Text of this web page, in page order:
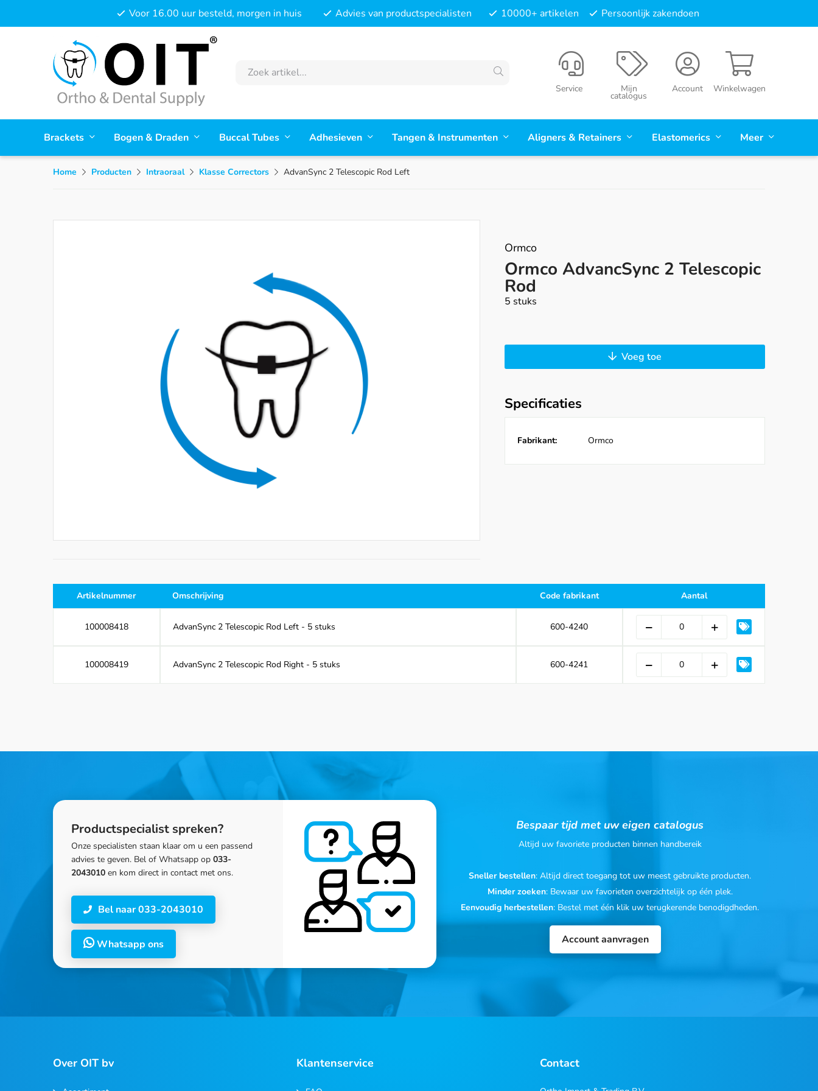
Voor 16.00 uur besteld, morgen in huis Advies van productspecialisten 10000+ artikelen Persoonlijk zakendoen
Winkelwagen
Account
Mijn
catalogus
Service
Brackets Bogen & Draden Buccal Tubes Adhesieven Tangen & Instrumenten Aligners & Retainers Elastomerics Meer
Home Producten Intraoraal Klasse Correctors AdvanSync 2 Telescopic Rod Left
Ormco
Ormco AdvancSync 2 Telescopic
Rod
5 stuks
Voeg toe
Specificaties
Fabrikant: Ormco
Artikelnummer Omschrijving Code fabrikant Aantal
100008418 AdvanSync 2 Telescopic Rod Left - 5 stuks 600-4240
100008419 AdvanSync 2 Telescopic Rod Right - 5 stuks 600-4241
Productspecialist spreken?
Onze specialisten staan klaar om u een passend
advies te geven. Bel of Whatsapp op 033-
2043010 en kom direct in contact met ons.
Bel naar 033-2043010
Whatsapp ons
Bespaar tijd met uw eigen catalogus
Altijd uw favoriete producten binnen handbereik
Sneller bestellen: Altijd direct toegang tot uw meest gebruikte producten.
Minder zoeken: Bewaar uw favorieten overzichtelijk op één plek.
Eenvoudig herbestellen: Bestel met één klik uw terugkerende benodigdheden.
Account aanvragen
Over OIT bv Klantenservice Contact